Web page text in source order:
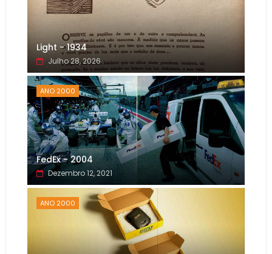
Light - 1934
Julho 28, 2026
ANO 2000
FedEx - 2004
Dezembro 12, 2021
ANO 2000